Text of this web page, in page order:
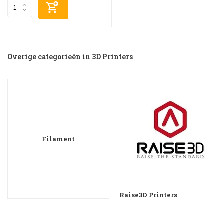
Overige categorieën in 3D Printers
Filament
Raise3D Printers